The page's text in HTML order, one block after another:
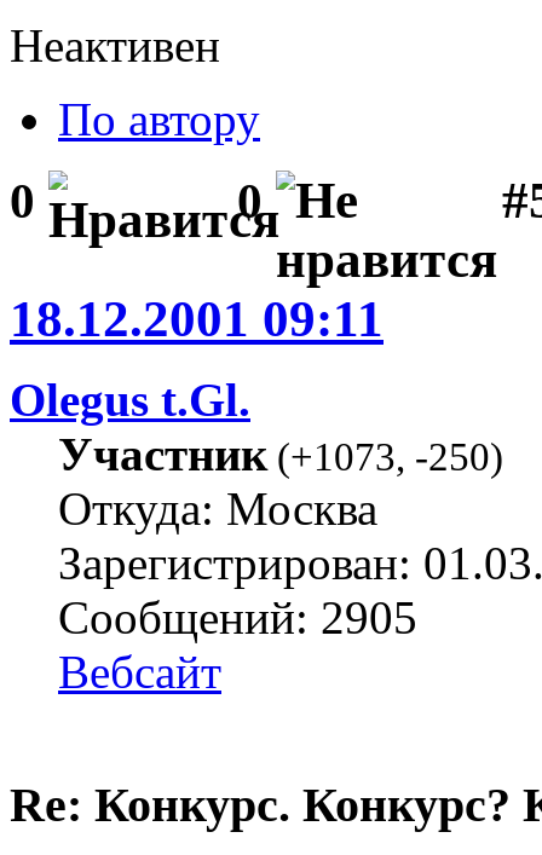
Неактивен
По автору
0 0
18.12.2001 09:11
Olegus t.Gl.
Участник(+1073, -250)
Откуда: Москва
Зарегистрирован:
Сообщений: 2905
Вебсайт
Re: Конкурс. Конкурс?